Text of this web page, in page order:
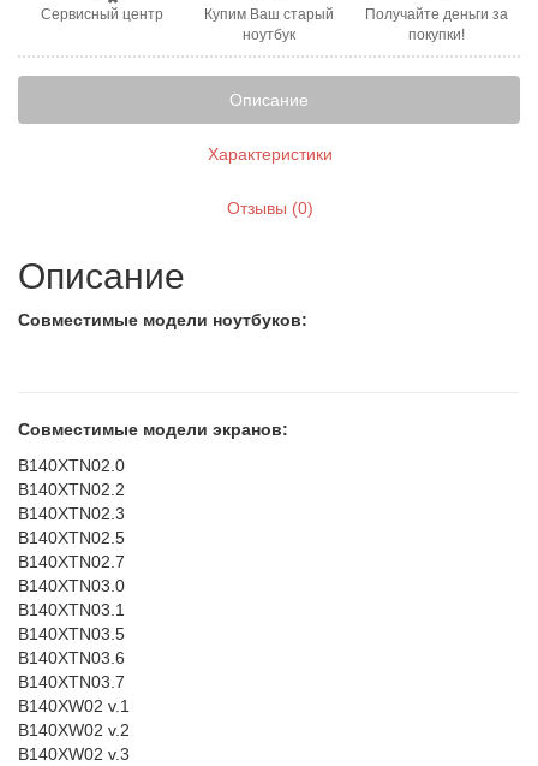
Сервисный центр
Купим Ваш старый
ноутбук
Получайте деньги за
покупки!
Описание
Характеристики
Отзывы (0)
Описание
Совместимые модели ноутбуков:
Совместимые модели экранов:
B140XTN02.0
B140XTN02.2
B140XTN02.3
B140XTN02.5
B140XTN02.7
B140XTN03.0
B140XTN03.1
B140XTN03.5
B140XTN03.6
B140XTN03.7
B140XW02 v.1
B140XW02 v.2
B140XW02 v.3